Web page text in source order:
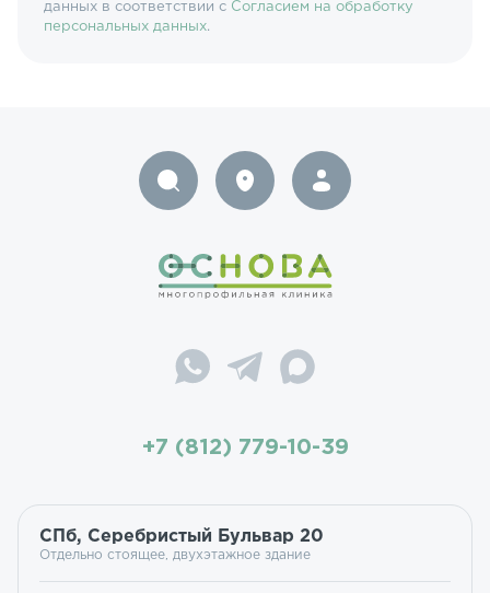
данных в соответствии с Согласием на обработку
персональных данных.
+7 (812) 779-10-39
СПб, Серебристый Бульвар 20
Отдельно стоящее, двухэтажное здание